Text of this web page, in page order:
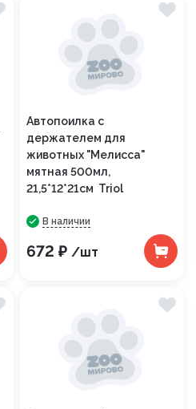
Автопоилка с
держателем для
животных "Мелисса"
мятная 500мл,
21,5*12*21см Triol
В наличии
672 ₽ /шт